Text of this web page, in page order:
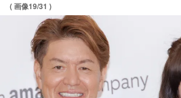
( 画像19/31 )